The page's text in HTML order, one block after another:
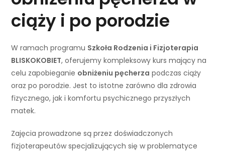
ciąży i po porodzie
W ramach programu Szkoła Rodzenia i Fizjoterapia
BLISKOKOBIET, oferujemy kompleksowy kurs mający na
celu zapobieganie obniżeniu pęcherza podczas ciąży
oraz po porodzie. Jest to istotne zarówno dla zdrowia
fizycznego, jak i komfortu psychicznego przyszłych
matek.
Zajęcia prowadzone są przez doświadczonych
fizjoterapeutów specjalizujących się w problematyce